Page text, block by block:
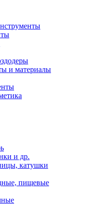
и материалы
и др.
катушки
пищевые